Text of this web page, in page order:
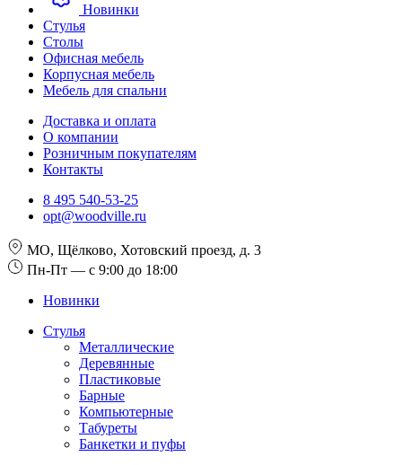
Новинки
Стулья
Столы
Офисная мебель
Корпусная мебель
Мебель для спальни
Доставка и оплата
О компании
Розничным покупателям
Контакты
8 495 540-53-25
opt@woodville.ru
МО, Щёлково, Хотовский проезд, д. 3
Пн-Пт — с 9:00 до 18:00
Новинки
Стулья
Металлические
Деревянные
Пластиковые
Барные
Компьютерные
Табуреты
Банкетки и пуфы